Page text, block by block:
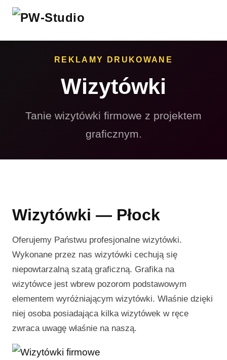
REKLAMY DRUKOWANE
Wizytówki
Tanie wizytówki firmowe z projektem
graficznym.
Wizytówki — Płock
Oferujemy Państwu profesjonalne wizytówki.
Wykonane przez nas wizytówki cechują się
niepowtarzalną szatą graficzną. Grafika na
wizytówce jest wbrew pozorom podstawowym
elementem wyróżniającym wizytówki. Właśnie dzięki
niej osoba posiadająca kilka wizytówek w ręce
zwraca uwagę właśnie na naszą.